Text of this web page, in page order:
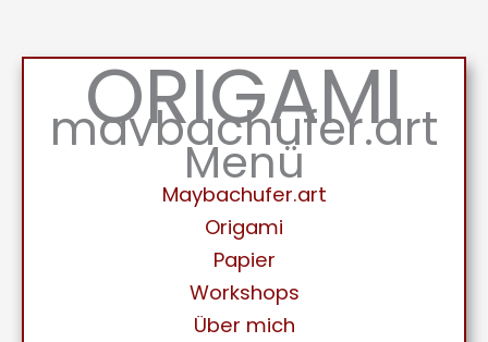
ORIGAMI
maybachufer.art
Menü
Maybachufer.art
Origami
Papier
Workshops
Über mich